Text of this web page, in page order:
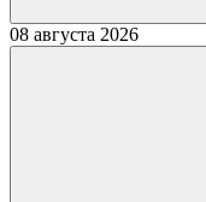
08 августа 2026